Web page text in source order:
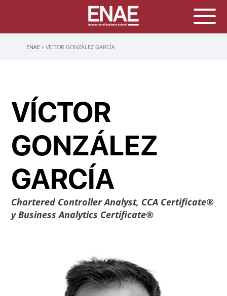
Sobrescribir
ENAE VÍCTOR GONZÁLEZ GARCÍA
VÍCTOR
GONZÁLEZ
GARCÍA
Chartered Controller Analyst, CCA Certificate®
y Business Analytics Certificate®